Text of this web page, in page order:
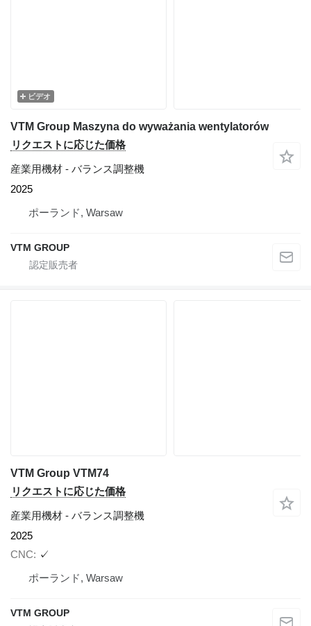
ビデオ
VTM Group Maszyna do wyważania wentylatorów
リクエストに応じた価格
産業用機材 - バランス調整機
2025
ポーランド, Warsaw
VTM GROUP
VTM Group VTM74
リクエストに応じた価格
産業用機材 - バランス調整機
2025
CNC
✓
ポーランド, Warsaw
VTM GROUP